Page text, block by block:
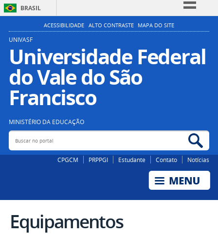
BRASIL
Simplifique!
Participe
Acesso à informação
Legislação
ACESSIBILIDADE ALTO CONTRASTE MAPA DO SITE
UNIVASF
Universidade Federal
do Vale do São
Francisco
MINISTÉRIO DA EDUCAÇÃO
Buscar no portal
CPGCM PRPPGI Estudante Contato Notícias
Equipamentos